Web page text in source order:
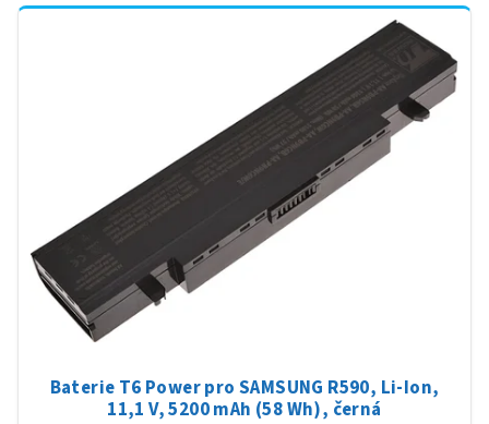
Baterie T6 Power pro SAMSUNG R590, Li-Ion,
11,1 V, 5200 mAh (58 Wh), černá